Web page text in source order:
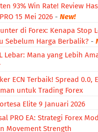
93% Win Rate! Review
15 Mei 2026 -New!
di Forex: Kenapa Stop
Sebelum Harga Berbalik? -
Lebar: Mana yang Lebih
ECN Terbaik! Spread 0.0,
untuk Trading Forex
Elite 9 Januari 2026
PRO EA: Strategi Forex
Movement Strength